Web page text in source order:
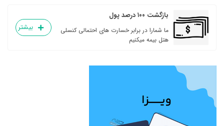
بازگشت ۱۰۰ درصد پول
ما شمارا در برابر خسارت های احتمالی کنسلی
هتل بیمه میکنیم
بیشتر